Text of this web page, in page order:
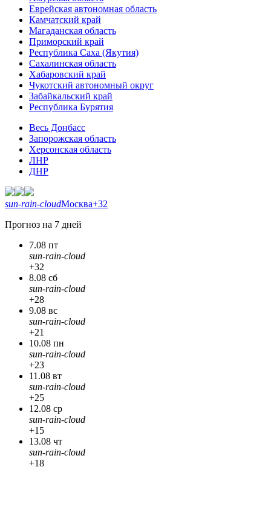
Еврейская автономная область
Камчатский край
Магаданская область
Приморский край
Республика Саха (Якутия)
Сахалинская область
Хабаровский край
Чукотский автономный округ
Забайкальский край
Республика Бурятия
Весь Донбасс
Запорожская область
Херсонская область
ЛНР
ДНР
sun-rain-cloudМосква+32
Прогноз на 7 дней
7.08 пт
sun-rain-cloud
+32
8.08 сб
sun-rain-cloud
+28
9.08 вс
sun-rain-cloud
+21
10.08 пн
sun-rain-cloud
+23
11.08 вт
sun-rain-cloud
+25
12.08 ср
sun-rain-cloud
+15
13.08 чт
sun-rain-cloud
+18